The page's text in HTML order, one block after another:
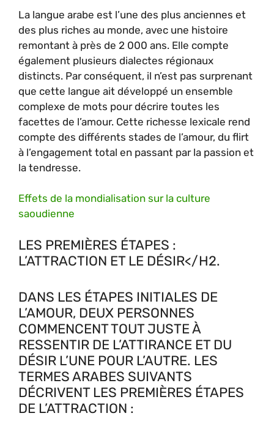
La langue arabe est l’une des plus anciennes et
des plus riches au monde, avec une histoire
remontant à près de 2 000 ans. Elle compte
également plusieurs dialectes régionaux
distincts. Par conséquent, il n’est pas surprenant
que cette langue ait développé un ensemble
complexe de mots pour décrire toutes les
facettes de l’amour. Cette richesse lexicale rend
compte des différents stades de l’amour, du flirt
à l’engagement total en passant par la passion et
la tendresse.
Effets de la mondialisation sur la culture
saoudienne
LES PREMIÈRES ÉTAPES :
L’ATTRACTION ET LE DÉSIR</H2.
DANS LES ÉTAPES INITIALES DE
L’AMOUR, DEUX PERSONNES
COMMENCENT TOUT JUSTE À
RESSENTIR DE L’ATTIRANCE ET DU
DÉSIR L’UNE POUR L’AUTRE. LES
TERMES ARABES SUIVANTS
DÉCRIVENT LES PREMIÈRES ÉTAPES
DE L’ATTRACTION :